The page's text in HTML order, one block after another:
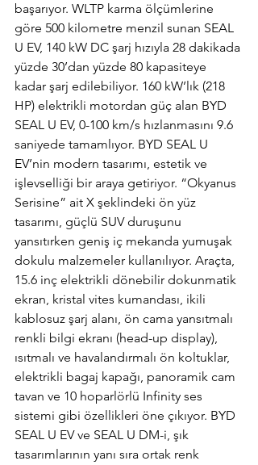
başarıyor. WLTP karma ölçümlerine
göre 500 kilometre menzil sunan SEAL
U EV, 140 kW DC şarj hızıyla 28 dakikada
yüzde 30’dan yüzde 80 kapasiteye
kadar şarj edilebiliyor. 160 kW’lık (218
HP) elektrikli motordan güç alan BYD
SEAL U EV, 0-100 km/s hızlanmasını 9.6
saniyede tamamlıyor. BYD SEAL U
EV’nin modern tasarımı, estetik ve
işlevselliği bir araya getiriyor. “Okyanus
Serisine” ait X şeklindeki ön yüz
tasarımı, güçlü SUV duruşunu
yansıtırken geniş iç mekanda yumuşak
dokulu malzemeler kullanılıyor. Araçta,
15.6 inç elektrikli dönebilir dokunmatik
ekran, kristal vites kumandası, ikili
kablosuz şarj alanı, ön cama yansıtmalı
renkli bilgi ekranı (head-up display),
ısıtmalı ve havalandırmalı ön koltuklar,
elektrikli bagaj kapağı, panoramik cam
tavan ve 10 hoparlörlü Infinity ses
sistemi gibi özellikleri öne çıkıyor. BYD
SEAL U EV ve SEAL U DM-i, şık
tasarımlarının yanı sıra ortak renk